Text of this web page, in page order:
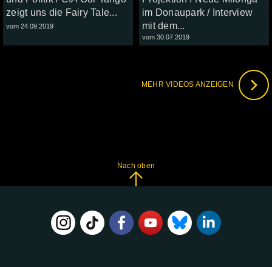
zeigt uns die Fairy Tale...
vom 24.09.2019
im Donaupark / Interview
mit dem...
vom 30.07.2019
MEHR VIDEOS ANZEIGEN
Nach oben